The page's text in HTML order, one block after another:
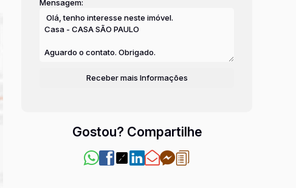
Mensagem:
Gostou? Compartilhe